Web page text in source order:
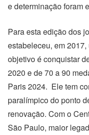
e determinação foram
Para esta edição dos
estabeleceu, em
objetivo é conquistar
2020 e de 70 a 90
Paris 2024. Ele tem
paralímpico do ponto
renovação. Com o
São Paulo, maior